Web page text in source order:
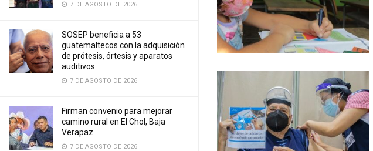
7 DE AGOSTO DE 2026
SOSEP beneficia a 53
guatemaltecos con la adquisición
de prótesis, órtesis y aparatos
auditivos
7 DE AGOSTO DE 2026
Firman convenio para mejorar
camino rural en El Chol, Baja
Verapaz
7 DE AGOSTO DE 2026